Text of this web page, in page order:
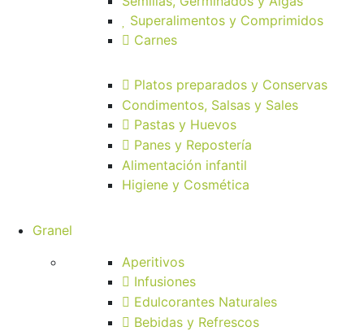
Superalimentos y Comprimidos
Carnes
Platos preparados y Conservas
Condimentos, Salsas y Sales
Pastas y Huevos
Panes y Repostería
Alimentación infantil
Higiene y Cosmética
Granel
Aperitivos
Infusiones
Edulcorantes Naturales
Bebidas y Refrescos